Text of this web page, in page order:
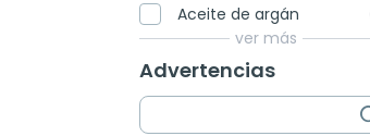
Aceite de argán
ver más
Advertencias